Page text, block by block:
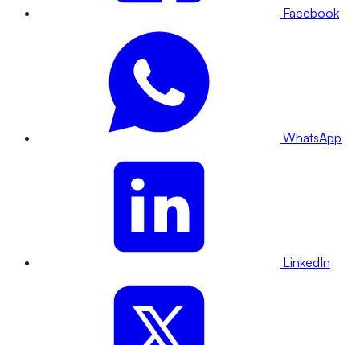
Facebook
WhatsApp
LinkedIn